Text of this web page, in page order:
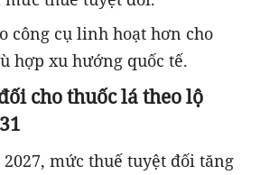
công cụ linh hoạt hơn cho
hợp xu hướng quốc tế.
cho thuốc lá theo lộ
mức thuế tuyệt đối tăng